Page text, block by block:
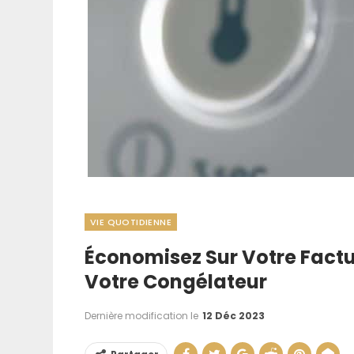
VIE QUOTIDIENNE
Économisez Sur Votre
Votre Congélateur
Dernière modification le 12 Déc 2023
Aménager
Cuisine : Nos